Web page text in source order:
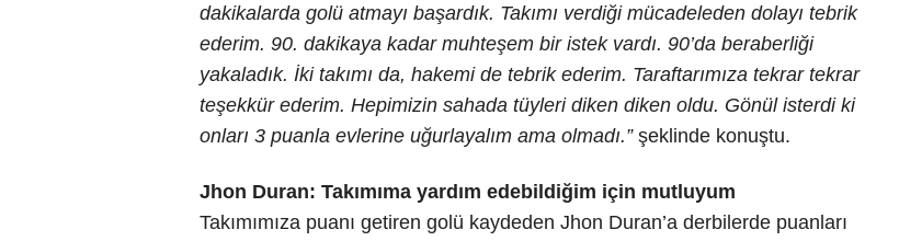
dakikalarda golü atmayı başardık. Takımı verdiği mücadeleden dolayı tebrik
ederim. 90. dakikaya kadar muhteşem bir istek vardı. 90’da beraberliği
yakaladık. İki takımı da, hakemi de tebrik ederim. Taraftarımıza tekrar tekrar
teşekkür ederim. Hepimizin sahada tüyleri diken diken oldu. Gönül isterdi ki
onları 3 puanla evlerine uğurlayalım ama olmadı.”şeklinde konuştu.
Jhon Duran: Takımıma yardım edebildiğim için mutluyum
Takımımıza puanı getiren golü kaydeden Jhon Duran’a derbilerde puanları